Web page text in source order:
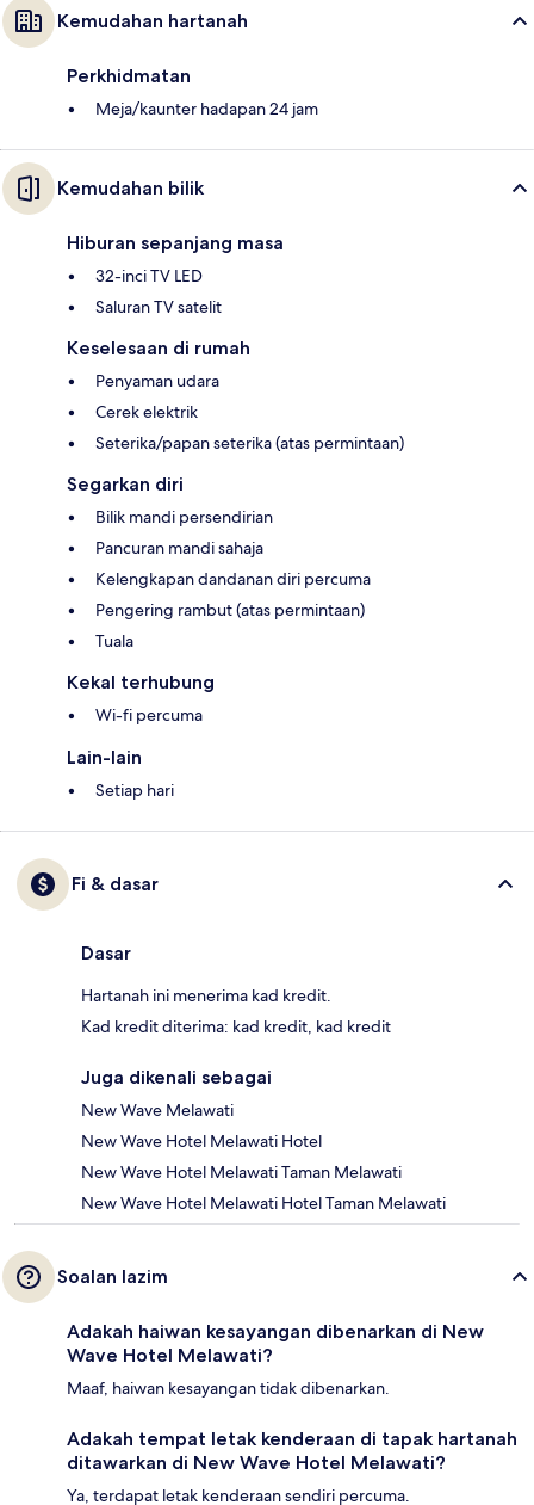
Kemudahan hartanah
Perkhidmatan
Meja/kaunter hadapan 24 jam
Kemudahan bilik
Hiburan sepanjang masa
32-inci TV LED
Saluran TV satelit
Keselesaan di rumah
Penyaman udara
Cerek elektrik
Seterika/papan seterika (atas permintaan)
Segarkan diri
Bilik mandi persendirian
Pancuran mandi sahaja
Kelengkapan dandanan diri percuma
Pengering rambut (atas permintaan)
Tuala
Kekal terhubung
Wi-fi percuma
Lain-lain
Setiap hari
Fi & dasar
Dasar
Hartanah ini menerima kad kredit.
Kad kredit diterima: kad kredit, kad kredit
Juga dikenali sebagai
New Wave Melawati
New Wave Hotel Melawati Hotel
New Wave Hotel Melawati Taman Melawati
New Wave Hotel Melawati Hotel Taman Melawati
Soalan lazim
Adakah haiwan kesayangan dibenarkan di New
Wave Hotel Melawati?
Maaf, haiwan kesayangan tidak dibenarkan.
Adakah tempat letak kenderaan di tapak hartanah
ditawarkan di New Wave Hotel Melawati?
Ya, terdapat letak kenderaan sendiri percuma.